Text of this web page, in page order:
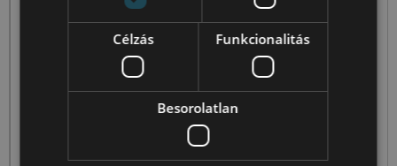
érintettel kötött szerződés
végrehajtása,
cc) a tagság megszűnését és
vagy teljesítését követően
pedig az adatkezelő jogi
igényeinek érvényesítésével és
védelmével összefüggő jogos
Célzás Funkcionalitás
Besorolatlan